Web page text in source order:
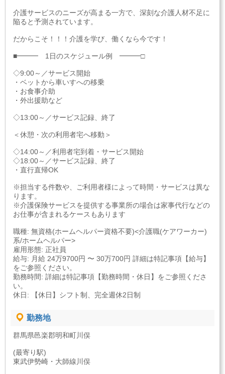
介護サービスのニーズが高まる一方で、深刻な介護人材不足に
陥ると予測されています。
だからこそ！！！介護を学び、働くなら今です！
■━━━ 1日のスケジュール例 ━━━□
◇9:00～／サービス開始
・ベットから車いすへの移乗
・お食事介助
・外出援助など
◇13:00～／サービス記録、終了
＜休憩・次の利用者宅へ移動＞
◇14:00～／利用者宅到着・サービス開始
◇18:00～／サービス記録、終了
・直行直帰OK
※担当する件数や、ご利用者様によって時間・サービスは異な
ります。
※介護保険サービスを提供する事業所の場合は家事代行などの
お仕事が含まれるケースもあります
職種: 無資格(ホームヘルパー資格不要)<介護職(ケアワーカー)
系/ホームヘルパー>
雇用形態: 正社員
給与: 月給 24万9700円 〜 30万700円 詳細は特記事項【給与】
をご参照ください。
勤務時間: 詳細は特記事項【勤務時間・休日】をご参照くださ
い。
休日: 【休日】シフト制、完全週休2日制
勤務地
群馬県邑楽郡明和町川俣
(最寄り駅)
東武伊勢崎・大師線川俣